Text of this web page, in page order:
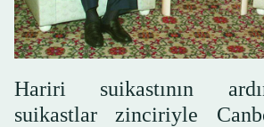
Hariri suikastının
suikastlar zinciriyle